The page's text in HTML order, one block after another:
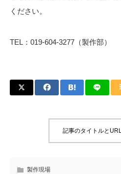
ください。
TEL：019-604-3277（製作部）
記事のタイトルと
製作現場